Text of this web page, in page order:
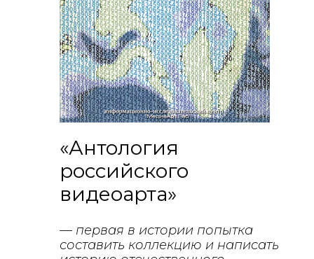
«Антология
российского
видеоарта»
— первая в истории попытка
составить коллекцию и написать